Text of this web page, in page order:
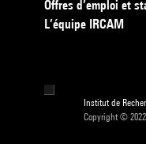
Offres d’emploi et
L’équipe IRCAM
Institut de
Copyright ©